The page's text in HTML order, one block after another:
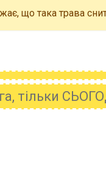
що така трава
тільки